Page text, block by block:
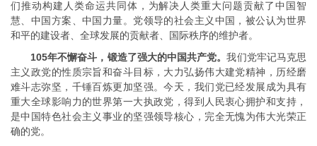
们推动构建人类命运共同体，为解决人类重大问题贡献了中国智
慧、中国方案、中国力量。党领导的社会主义中国，被公认为世界
和平的建设者、全球发展的贡献者、国际秩序的维护者。
105年不懈奋斗，锻造了强大的中国共产党。我们党牢记马克思
主义政党的性质宗旨和奋斗目标，大力弘扬伟大建党精神，历经磨
难斗志弥坚，千锤百炼更加坚强。今天，我们党已经发展成为具有
重大全球影响力的世界第一大执政党，得到人民衷心拥护和支持，
是中国特色社会主义事业的坚强领导核心，完全无愧为伟大光荣正
确的党。